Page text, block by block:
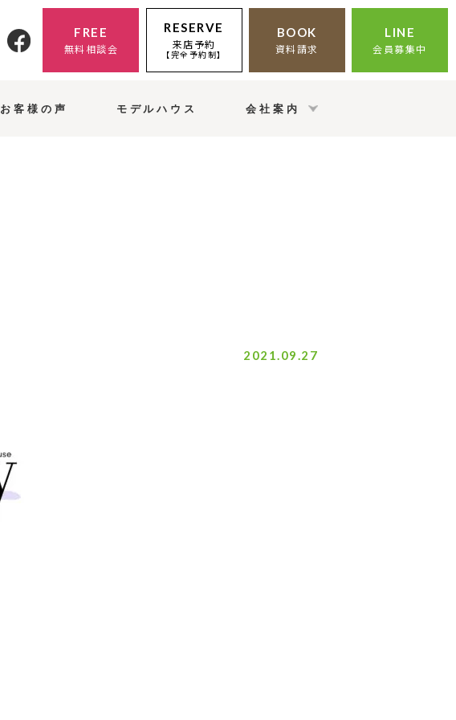
FREE
無料相談会
RESERVE
来店予約
【完全予約制】
BOOK
資料請求
LINE
会員募集中
お客様の声 モデルハウス 会社案内
2021.09.27